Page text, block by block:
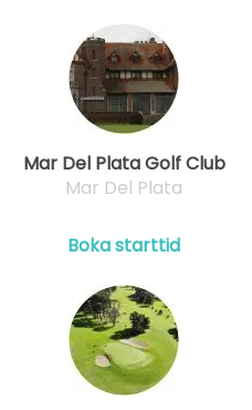
Mar Del Plata Golf Club
Mar Del Plata
Boka starttid